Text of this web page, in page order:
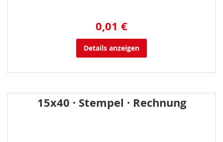
0,01 €
Details anzeigen
15x40 · Stempel · Rechnung